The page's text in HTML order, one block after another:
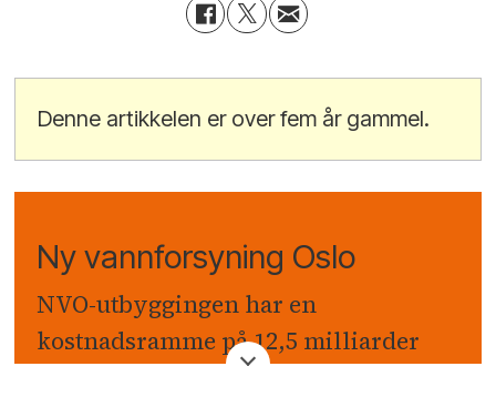
Denne artikkelen er over fem år gammel.
Ny vannforsyning Oslo
NVO-utbyggingen har en
kostnadsramme på 12,5 milliarder